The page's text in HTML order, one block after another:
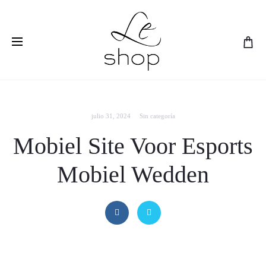
julio 31, 2024 Sin categoría
Mobiel Site Voor Esports
Mobiel Wedden